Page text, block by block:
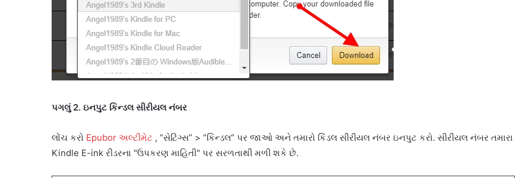
પગલું 2. ઇનપુટ કિન્ડલ સીરીયલ નંબર
લોંચ કરો Epubor અલ્ટીમેટ , “સેટિંગ્સ” > “કિન્ડલ” પર જાઓ અને તમારો કિંડલ સીરીયલ નંબર ઇનપુટ કરો. સીરીયલ નંબર તમારા
Kindle E-ink રીડરના "ઉપકરણ માહિતી" પર સરળતાથી મળી શકે છે.